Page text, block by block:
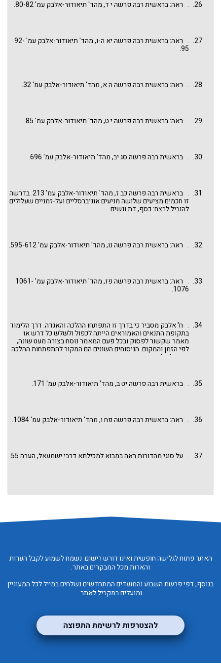
. ראה: בראשית רבה פרשה י ד, מהד' תיאודור-אלבק עמ' 80-82.
. ראה: בראשית רבה פרשה יא ה-ו, מהד' תיאודור-אלבק עמ' 92-
95.
. ראה: בראשית רבה פרשה ה א, מהד' תיאודור-אלבק עמ' 32.
. ראה: בראשית רבה פרשה י ט, מהד' תיאודור-אלבק עמ' 85.
. בראשית רבה פרשה סג יב, מהד' תיאודור-אלבק עמ' 696.
. בראשית רבה פרשה כב ז, מהד' תיאודור-אלבק עמ' 213. בדרשה
זו חכמים מציעים שלושה מניעים אוניברסליים ועל-זמניים שעלולים
להוביל לרצח: כסף, דת ונשים.
. ראה: בראשית רבה פרשה נו, מהד' תיאודור-אלבק עמ' 595-612.
. ראה: בראשית רבה פרשה פז, מהד' תיאודור-אלבק עמ' 1061-
1076.
. ח' אלבק מסביר כי בדרך זו התפתחו ההלכה והאגדה. דרך הלימוד
בתקופת התנאים והאמוראים הייתה לכפול ולשלש כל דרש או
מאמר שקשור לפסוק ובכל פעם המאמר נוסח בצורה מעט שונה,
לפי הזמן והמקום. הניסוחים השונים הם המקור להתפתחות ההלכה
והשתלשלותה.
. בראשית רבה פרשה יט ב, מהד' תיאודור-אלבק עמ' 171.
. ראה: בראשית רבה פרשה פח ו, מהד' תיאודור-אלבק עמ' 1084.
. על סוגי מהדורות ראה במבוא למכילתא דרבי ישמעאל, הערה 55.
האתר פתוח לגלישה חופשית ואינו דורש רישום. נשמח לשמוע לקבל הערות
והארות מכל המבקרים באתר.
בנוסף, דפי פרשת השבוע והמועדים המתחדשים נשלחים במייל לכל המעוניין
ומועלים במקביל לאתר.
להצטרפות לרשימת התפוצה